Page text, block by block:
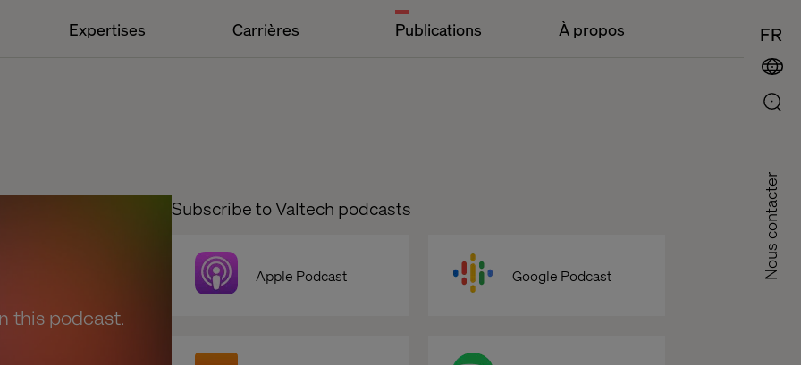
Expertises Carrières Publications À propos FR
Nous contacter
this podcast.
Subscribe to Valtech podcasts
Apple Podcast Google Podcast